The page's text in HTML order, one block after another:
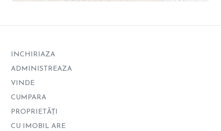
INCHIRIAZA
ADMINISTREAZA
VINDE
CUMPARA
PROPRIETĂȚI
CU IMOBIL ARE